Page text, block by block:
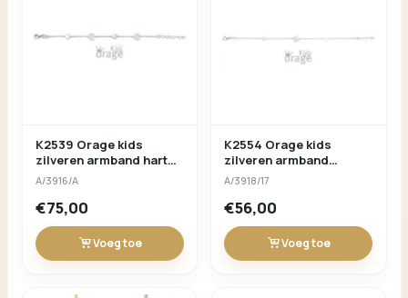
K2539 Orage kids
zilveren armband hart
parelmoer roze lengte
A/3916/A
€75,00
Voeg toe
K2554 Orage kids
zilveren armband
klavertje 4 parelmoer
A/3918/17
€56,00
Voeg toe